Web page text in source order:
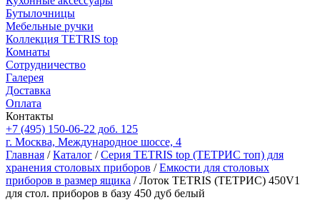
Бутылочницы
Мебельные ручки
Коллекция TETRIS top
Комнаты
Сотрудничество
Галерея
Доставка
Оплата
Контакты
+7 (495) 150-06-22 доб. 125
г. Москва, Международное шоссе, 4
Главная /Каталог /Серия TETRIS top (ТЕТРИС топ) для
хранения столовых приборов /Емкости для столовых
приборов в размер ящика / Лоток TETRIS (ТЕТРИС) 450V1
для стол. приборов в базу 450 дуб белый